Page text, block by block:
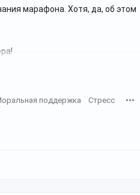
марафона. Хотя, да, об этом
поддержка Стресс